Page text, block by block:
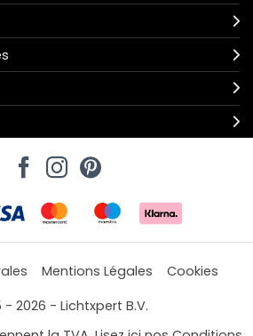
Mentions Légales
Cookies
- 2026 - Lichtxpert B.V.